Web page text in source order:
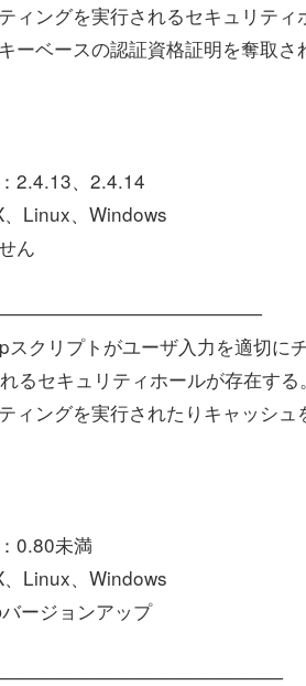
ィングを実行されるセキュリティ
ーベースの認証資格証明を奪取さ
2.4.13、2.4.14
Linux、Windows
ん
クリプトがユーザ入力を適切に
るセキュリティホールが存在す
ィングを実行されたりキャッシュ
0.80未満
Linux、Windows
ージョンアップ